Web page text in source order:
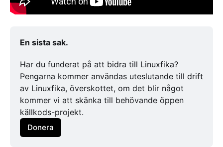
En sista sak.
Har du funderat på att bidra till Linuxfika?
Pengarna kommer användas uteslutande till drift
av Linuxfika, överskottet, om det blir något
kommer vi att skänka till behövande öppen
källkods-projekt.
Donera